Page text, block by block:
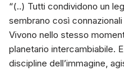
“(..) Tutti condividono un
sembrano così
Vivono nello stesso
planetario intercambiabile.
discipline dell’immagine,